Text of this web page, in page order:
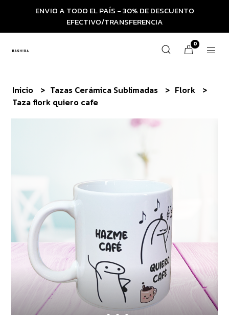
ENVIO A TODO EL PAÍS - 30% DE DESCUENTO
EFECTIVO/TRANSFERENCIA
0
Inicio Tazas Cerámica Sublimadas
Flork
Taza flork quiero cafe